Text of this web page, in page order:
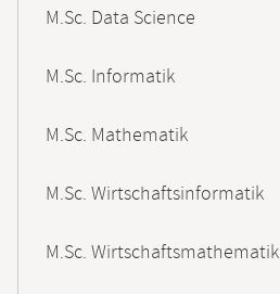
M.Sc. Data Science
M.Sc. Informatik
M.Sc. Mathematik
M.Sc. Wirtschaftsinformatik
M.Sc. Wirtschaftsmathematik